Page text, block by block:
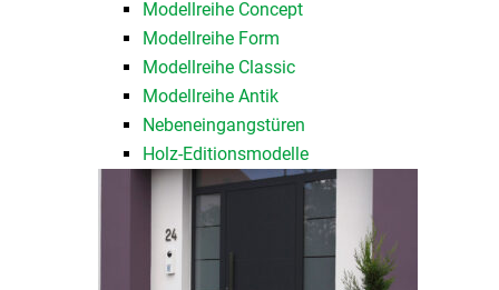
Modellreihe Concept
Modellreihe Form
Modellreihe Classic
Modellreihe Antik
Nebeneingangstüren
Holz-Editionsmodelle